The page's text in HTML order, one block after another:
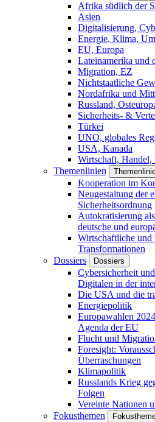
Afrika südlich der
Asien
Digitalisierung,
Energie, Klima,
EU, Europa
Lateinamerika und
Migration, EZ
Nichtstaatliche
Nordafrika und
Russland,
Sicherheits- &
Türkei
UNO, globales
USA, Kanada
Wirtschaft, Handel,
Themenlinien
Kooperation im
Neugestaltung der
Sicherheitsordnung
Autokratisierung
deutsche und
Wirtschaftliche und
Transformationen
Dossiers
Dossiers
Cybersicherheit
Digitalen in der
Die USA und die
Energiepolitik
Europawahlen
Agenda der EU
Flucht und
Foresight:
Überraschungen
Klimapolitik
Russlands Krieg
Folgen
Vereinte Nationen
Fokusthemen